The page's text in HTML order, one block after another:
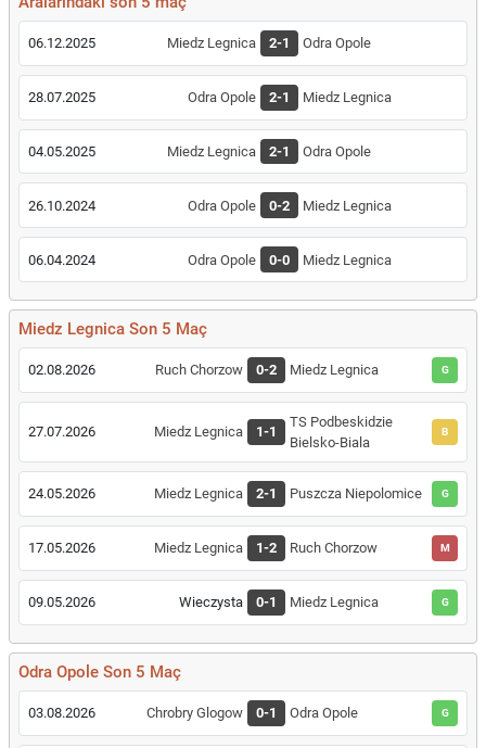
06.12.2025 Miedz Legnica 2-1 Odra Opole
28.07.2025 Odra Opole 2-1 Miedz Legnica
04.05.2025 Miedz Legnica 2-1 Odra Opole
26.10.2024 Odra Opole 0-2 Miedz Legnica
06.04.2024 Odra Opole 0-0 Miedz Legnica
Miedz Legnica Son 5 Maç
02.08.2026 Ruch Chorzow 0-2 Miedz Legnica G
27.07.2026 Miedz Legnica 1-1
TS Podbeskidzie
Bielsko-Biala
B
24.05.2026 Miedz Legnica 2-1 Puszcza Niepolomice G
17.05.2026 Miedz Legnica 1-2 Ruch Chorzow M
09.05.2026 Wieczysta 0-1 Miedz Legnica G
Odra Opole Son 5 Maç
03.08.2026 Chrobry Glogow 0-1 Odra Opole G